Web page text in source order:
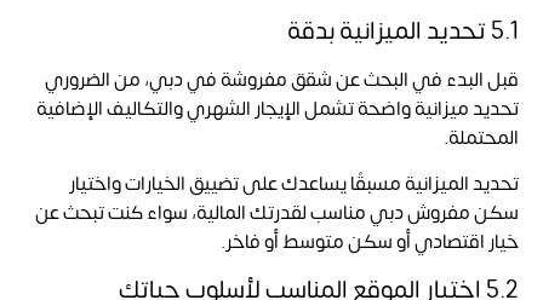
5.1 تحديد الميزانية بدقة
قبل البدء في البحث عن شقق مفروشة في دبي، من الضروري
تحديد ميزانية واضحة تشمل الإيجار الشهري والتكاليف الإضافية
المحتملة.
تحديد الميزانية مسبقًا يساعدك على تضييق الخيارات واختيار
سكن مفروش دبي مناسب لقدرتك المالية، سواء كنت تبحث عن
خيار اقتصادي أو سكن متوسط أو فاخر.
5.2 اختيار الموقع المناسب لأسلوب حياتك